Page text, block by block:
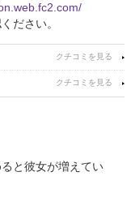
ださい。
と彼女が増えてい